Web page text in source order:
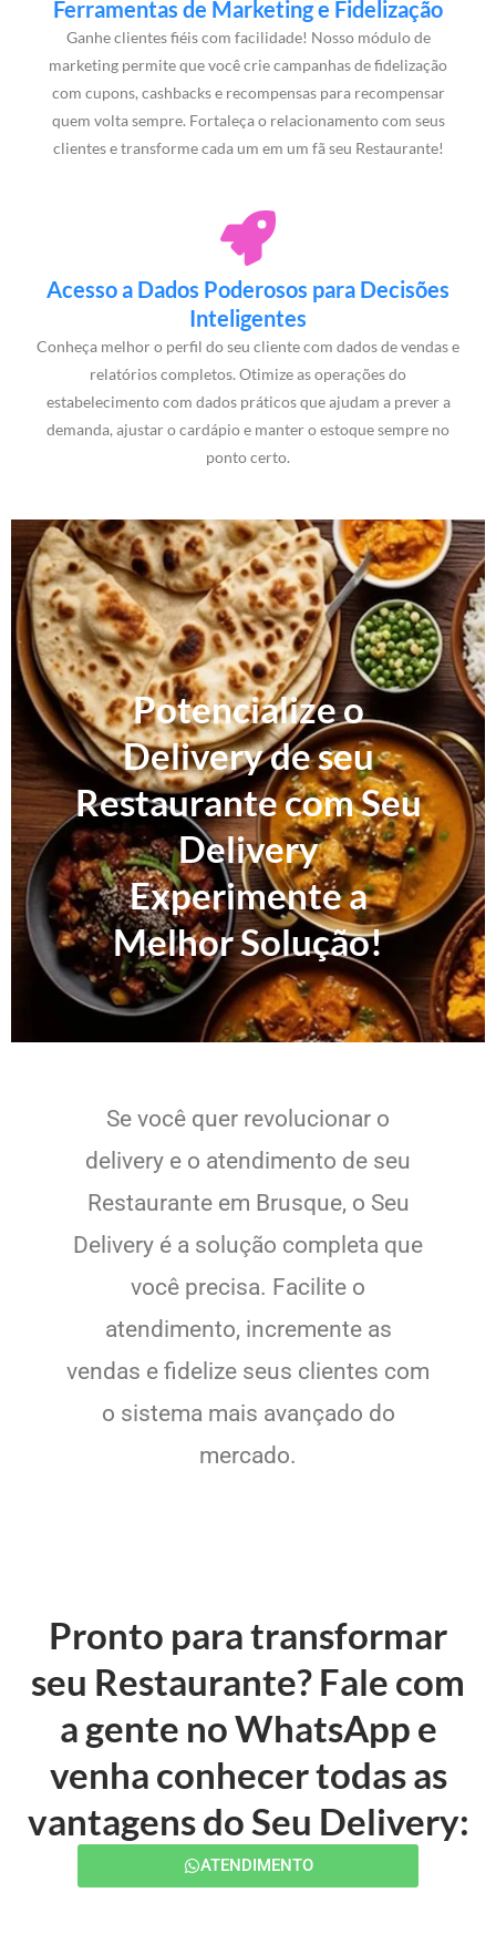
Ferramentas de Marketing e Fidelização
Ganhe clientes fiéis com facilidade! Nosso módulo de
marketing permite que você crie campanhas de fidelização
com cupons, cashbacks e recompensas para recompensar
quem volta sempre. Fortaleça o relacionamento com seus
clientes e transforme cada um em um fã seu Restaurante!
Acesso a Dados Poderosos para Decisões
Inteligentes
Conheça melhor o perfil do seu cliente com dados de vendas e
relatórios completos. Otimize as operações do
estabelecimento com dados práticos que ajudam a prever a
demanda, ajustar o cardápio e manter o estoque sempre no
ponto certo.
Potencialize o
Delivery de seu
Restaurante com Seu
Delivery
Experimente a
Melhor Solução!
Se você quer revolucionar o
delivery e o atendimento de seu
Restaurante em Brusque, o Seu
Delivery é a solução completa que
você precisa. Facilite o
atendimento, incremente as
vendas e fidelize seus clientes com
o sistema mais avançado do
mercado.
Pronto para transformar
seu Restaurante? Fale com
a gente no WhatsApp e
venha conhecer todas as
vantagens do Seu Delivery:
ATENDIMENTO